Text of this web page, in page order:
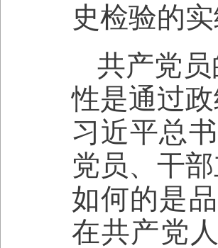
史检验的实
共产党
性是通过
习近平总
党员、干
如何的是
在共产党